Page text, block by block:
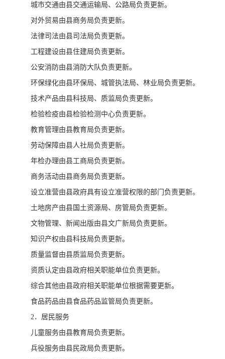
城市交通由县交通运输局、公路局负责更新。
对外贸易由县商务局负责更新。
法律司法由县司法局负责更新。
工程建设由县住建局负责更新。
公安消防由县消防大队负责更新。
环保绿化由县环保局、城管执法局、林业局负责更新。
技术产品由县科技局、质监局负责更新。
检验检疫由县检验检测中心负责更新。
教育管理由县教育局负责更新。
劳动保障由县人社局负责更新。
年检办理由县工商局负责更新。
商务活动由县商务局负责更新。
设立准营由县政府具有设立准营权限的部门负责更新。
土地房产由县国土资源局、房管局负责更新。
文物管理、新闻出版由县文广新局负责更新。
知识产权由县科技局负责更新。
质量监督由县质监局负责更新。
资质认定由县政府相关职能单位负责更新。
综合其他由县政府相关职能单位根据需要更新。
食品药品由县食品药品监管局负责更新。
2．居民服务
儿童服务由县教育局负责更新。
兵役服务由县民政局负责更新。